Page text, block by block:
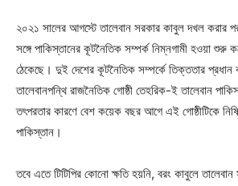
২০২১ সালের আগস্টে তালেবান সরকার কাবুল দখল করার
সঙ্গে পাকিস্তানের কূটনৈতিক সম্পর্ক নিম্নগামী হওয়া শুরু
ঠেকেছে। দুই দেশের কূটনৈতিক সম্পর্কে তিক্ততার প্রধান
তালেবানপন্থি রাজনৈতিক গোষ্ঠী তেহরিক-ই তালেবান
তৎপরতার কারণে বেশ কয়েক বছর আগে এই গোষ্ঠীটিকে
পাকিস্তান।
তবে এতে টিটিপির কোনো ক্ষতি হয়নি, বরং কাবুলে